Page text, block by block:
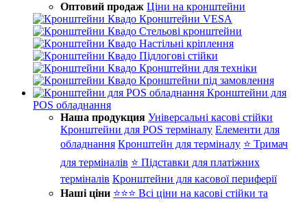
Оптовий продаж Ціни на кронштейни
Кронштейни VESA
Стельові кронштейни
Настільні кріплення
Підлогові стійки
Кронштейни для техніки
Кронштейни під замовлення
Кронштейни для
POS обладнання
Наша продукция Універсальні касові стійки
Кронштейни для POS терміналу Елементи для
обладнання Кронштейн для терміналу ⭐ Тримач
для терміналів ⭐ Підставки для платіжних
терміналів Кронштейни для касової периферії
Наші ціни ⭐⭐⭐ Всі ціни на касові стійки та